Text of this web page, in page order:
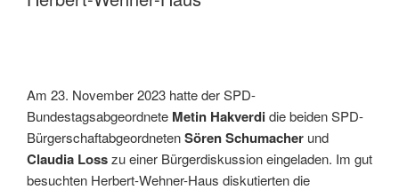
Am 23. November 2023 hatte der SPD-
Bundestagsabgeordnete Metin Hakverdidie beiden SPD-
BürgerschaftabgeordnetenSören Schumacher und
Claudia Losszu einer Bürgerdiskussion eingeladen. Im gut
besuchten Herbert-Wehner-Haus diskutierten die